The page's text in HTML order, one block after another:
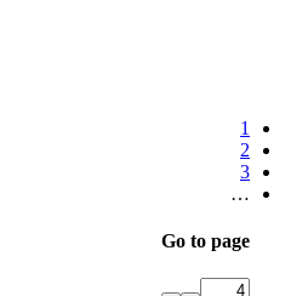
1
2
3
…
Go to page